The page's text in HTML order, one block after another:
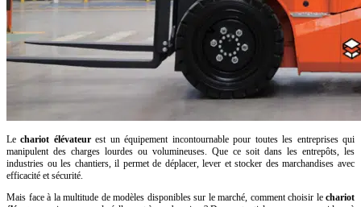
Lechariot élévateurest un équipement incontournable pour toutes les entreprises qui
manipulent des charges lourdes ou volumineuses. Que ce soit dans les entrepôts, les
industries ou les chantiers, il permet de déplacer, lever et stocker des marchandises avec
efficacité et sécurité.
Mais face à la multitude de modèles disponibles sur le marché, comment choisir le chariot